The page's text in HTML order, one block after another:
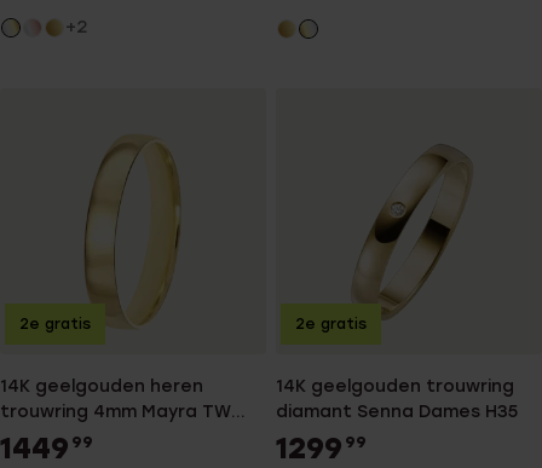
+2
14K geelgouden heren
trouwring 4mm Mayra TW
452
1449 99
2e gratis
14K geelgouden trouwring
diamant Senna Dames H35
1299 99
2e gratis